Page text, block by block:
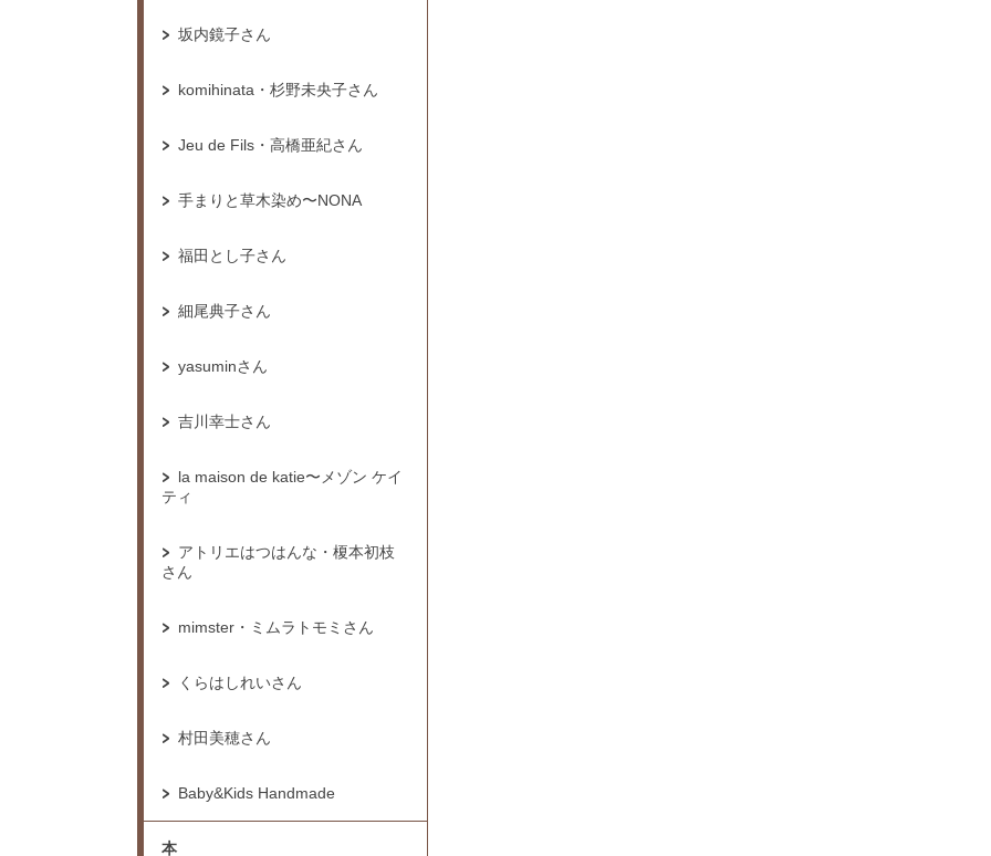
坂内鏡子さん
komihinata・杉野未央子さん
Jeu de Fils・高橋亜紀さん
手まりと草木染め〜NONA
福田とし子さん
細尾典子さん
yasuminさん
吉川幸士さん
la maison de katie〜メゾン ケイ
ティ
アトリエはつはんな・榎本初枝
さん
mimster・ミムラトモミさん
くらはしれいさん
村田美穂さん
Baby&Kids Handmade
本